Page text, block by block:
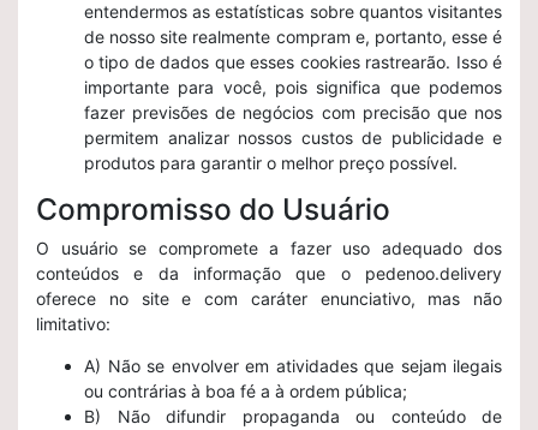
entendermos as estatísticas sobre quantos visitantes
de nosso site realmente compram e, portanto, esse é
o tipo de dados que esses cookies rastrearão. Isso é
importante para você, pois significa que podemos
fazer previsões de negócios com precisão que nos
permitem analizar nossos custos de publicidade e
produtos para garantir o melhor preço possível.
Compromisso do Usuário
O usuário se compromete a fazer uso adequado dos
conteúdos e da informação que o pedenoo.delivery
oferece no site e com caráter enunciativo, mas não
limitativo:
A) Não se envolver em atividades que sejam ilegais
ou contrárias à boa fé a à ordem pública;
B) Não difundir propaganda ou conteúdo de